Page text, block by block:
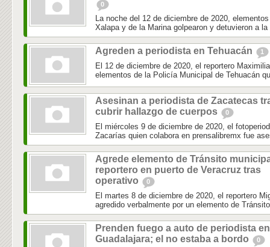
0
La noche del 12 de diciembre de 2020,
Xalapa y de la Marina golpearon y detuvieron a la
Agreden a periodista en Tehuacán 1
El 12 de diciembre de 2020, el reportero
elementos de la Policía Municipal de Tehuacán
Asesinan a periodista de Zacatecas
cubrir hallazgo de cuerpos
0
El miércoles 9 de diciembre de 2020, el
Zacarías quien colabora en prensalibremx fue
Agrede elemento de Tránsito
reportero en puerto de Veracruz tras
operativo
0
El martes 8 de diciembre de 2020, el reportero
agredido verbalmente por un elemento de
Prenden fuego a auto de periodista en
Guadalajara; el no estaba a bordo
0